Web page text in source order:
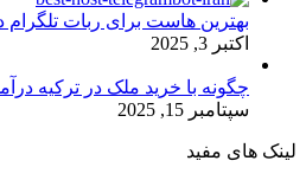
بهترین هاست برای ربات تلگرام
اکتبر 3, 2025
چگونه با خرید ملک در ترکیه
سپتامبر 15, 2025
لینک های مفید